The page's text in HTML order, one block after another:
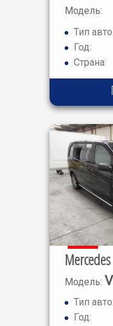
Модель:
310
Тип авто:
Год:
Страна:
Mercedes
Модель:
116
Тип авто:
Год: